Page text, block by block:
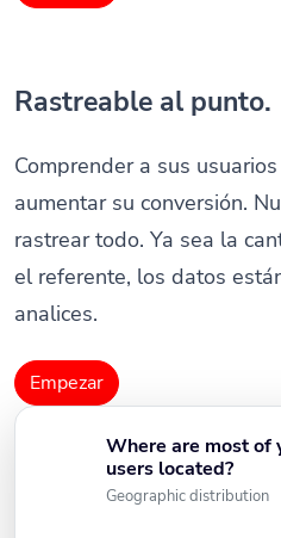
Rastreable al punto.
Comprender a sus
aumentar su conversión.
rastrear todo. Ya sea la
el referente, los datos
analices.
Empezar
Where are most of
users located?
Geographic distribution